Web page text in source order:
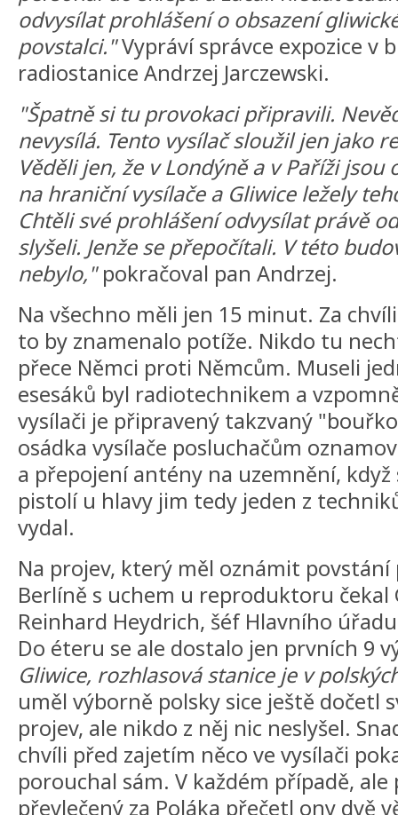
odvysílat prohlášení o obsazení
povstalci."Vypráví správce expozice v
radiostanice Andrzej Jarczewski.
"Špatně si tu provokaci připravili.
nevysílá. Tento vysílač sloužil jen jako
Věděli jen, že v Londýně a v Paříži jsou
na hraniční vysílače a Gliwice ležely
Chtěli své prohlášení odvysílat právě
slyšeli. Jenže se přepočítali. V této
nebylo,"pokračoval pan Andrzej.
Na všechno měli jen 15 minut. Za
to by znamenalo potíže. Nikdo tu
přece Němci proti Němcům. Museli
esesáků byl radiotechnikem a
vysílači je připravený takzvaný
osádka vysílače posluchačům
a přepojení antény na uzemnění, když
pistolí u hlavy jim tedy jeden z
vydal.
Na projev, který měl oznámit povstání
Berlíně s uchem u reproduktoru
Reinhard Heydrich, šéf Hlavního
Do éteru se ale dostalo jen prvních 9
Gliwice, rozhlasová stanice je v
uměl výborně polsky sice ještě dočetl
projev, ale nikdo z něj nic neslyšel.
chvíli před zajetím něco ve vysílači
porouchal sám. V každém případě,
převlečený za Poláka přečetl ony dvě